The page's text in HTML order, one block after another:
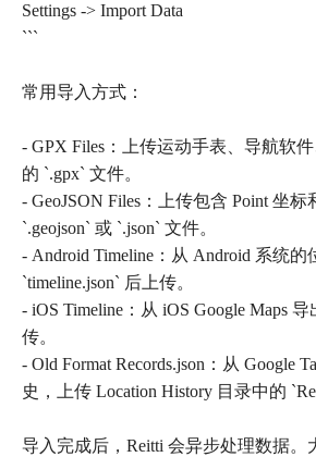
Settings -> Import Data
```
常用导入方式：
- GPX Files：上传运动手表、导航软
的 `.gpx` 文件。
- GeoJSON Files：上传包含 Point 坐标
`.geojson` 或 `.json` 文件。
- Android Timeline：从 Android 系统的
`timeline.json` 后上传。
- iOS Timeline：从 iOS Google Maps
传。
- Old Format Records.json：从 Google
史，上传 Location History 目录中的
导入完成后，Reitti 会异步处理数据。